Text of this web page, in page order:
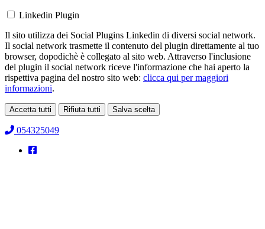
Linkedin Plugin
Il sito utilizza dei Social Plugins Linkedin di diversi social network.
Il social network trasmette il contenuto del plugin direttamente al tuo
browser, dopodichè è collegato al sito web. Attraverso l'inclusione
del plugin il social network riceve l'informazione che hai aperto la
rispettiva pagina del nostro sito web: clicca qui per maggiori
informazioni.
Accetta tutti Rifiuta tutti Salva scelta
054325049